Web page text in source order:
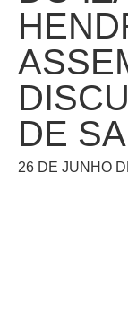
DE
26 DE JUNHO